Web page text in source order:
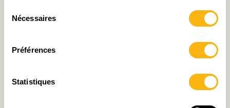
Nécessaires
Préférences
Statistiques
faire tomber les murs …
Logement : flagrant déni ?